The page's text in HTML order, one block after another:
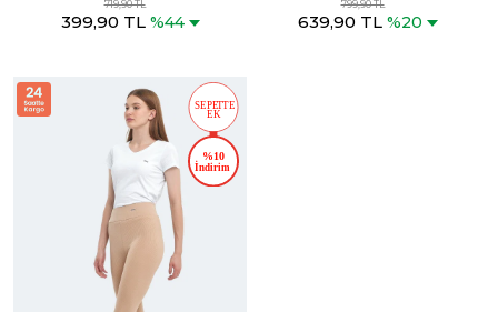
719,90 TL
399,90 TL %44
799,90 TL
639,90 TL %20